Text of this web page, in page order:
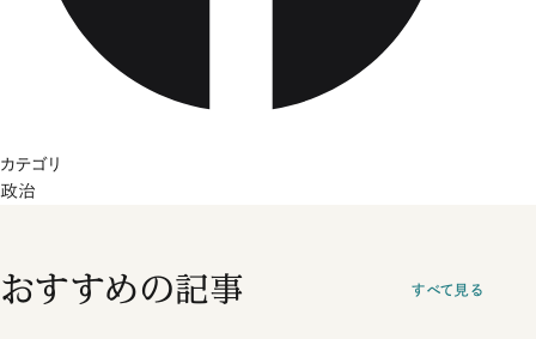
カテゴリ
政治
おすすめの記事 すべて見る